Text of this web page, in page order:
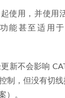
使用，并使用
能甚至适用于
新不会影响
制，但没有切
）。